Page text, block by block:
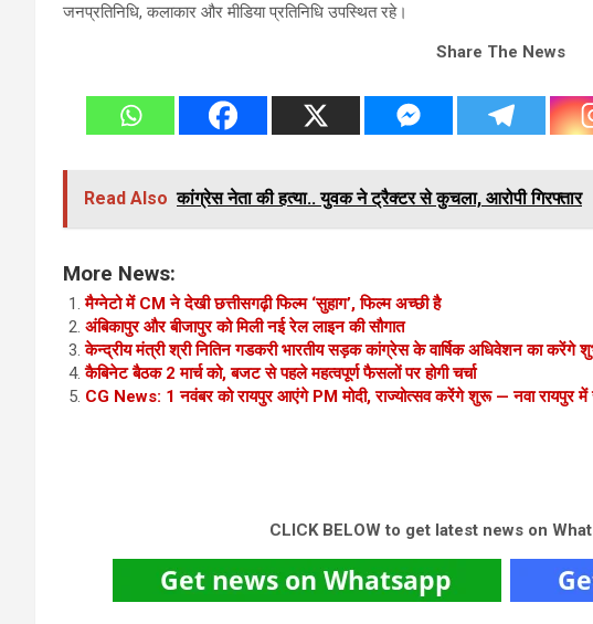
जनप्रतिनिधि, कलाकार और मीडिया प्रतिनिधि उपस्थित रहे।
Share The News
Read Also कांग्रेस नेता की हत्या.. युवक ने ट्रैक्टर से कुचला, आरोपी गिरफ्तार
More News:
मैग्नेटो में CM ने देखी छत्तीसगढ़ी फिल्म ‘सुहाग’, फिल्म अच्छी है
अंबिकापुर और बीजापुर को मिली नई रेल लाइन की सौगात
केन्द्रीय मंत्री श्री नितिन गडकरी भारतीय सड़क कांग्रेस के वार्षिक अधिवेशन का करेंगे
कैबिनेट बैठक 2 मार्च को, बजट से पहले महत्वपूर्ण फैसलों पर होगी चर्चा
CG News: 1 नवंबर को रायपुर आएंगे PM मोदी, राज्योत्सव करेंगे शुरू — नवा रायपुर
CLICK BELOW to get latest news on